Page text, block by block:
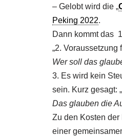
– Gelobt wird die „
Peking 2022.
Dann kommt das
„2.
Wer soll das
3. Es wird kein
sein. Kurz gesagt:
Das glauben die
Zu den Kosten der
einer